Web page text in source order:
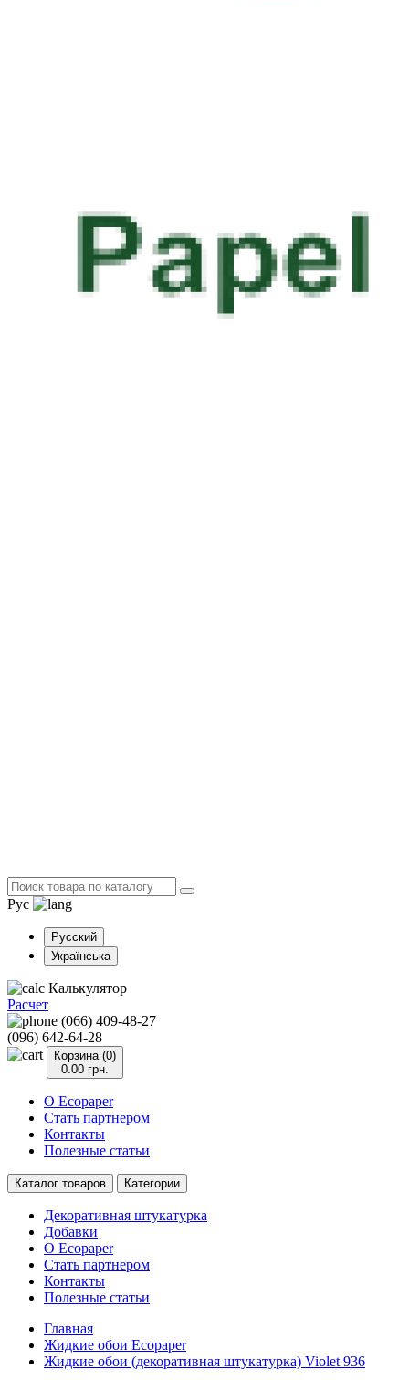
Рус
Русский
Українська
Калькулятор
Расчет
(066) 409-48-27
(096) 642-64-28
Корзина (0)
0.00 грн.
О Ecopaper
Стать партнером
Контакты
Полезные статьи
Каталог товаров Категории
Декоративная штукатурка
Добавки
О Ecopaper
Стать партнером
Контакты
Полезные статьи
Главная
Жидкие обои Ecopaper
Жидкие обои (декоративная штукатурка) Violet 936